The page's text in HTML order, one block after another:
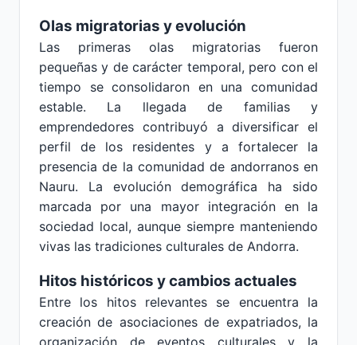
Olas migratorias y evolución
Las primeras olas migratorias fueron
pequeñas y de carácter temporal, pero con el
tiempo se consolidaron en una comunidad
estable. La llegada de familias y
emprendedores contribuyó a diversificar el
perfil de los residentes y a fortalecer la
presencia de la comunidad de andorranos en
Nauru. La evolución demográfica ha sido
marcada por una mayor integración en la
sociedad local, aunque siempre manteniendo
vivas las tradiciones culturales de Andorra.
Hitos históricos y cambios actuales
Entre los hitos relevantes se encuentra la
creación de asociaciones de expatriados, la
organización de eventos culturales y la